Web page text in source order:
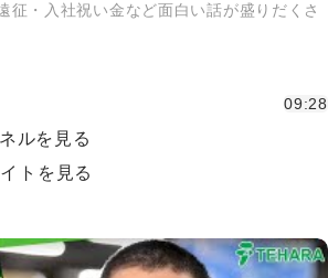
征・入社祝い金など面白い話が盛りだくさ
09:28
ルを見る
トを見る